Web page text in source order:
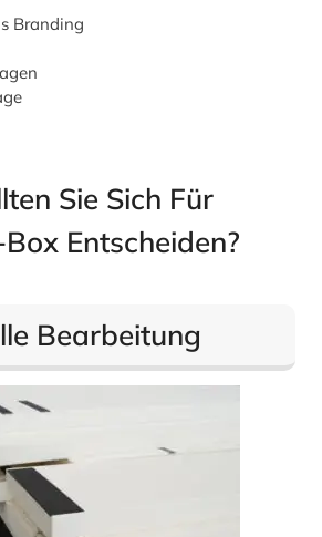
Branding
Sie Sich Für
Entscheiden?
Bearbeitung